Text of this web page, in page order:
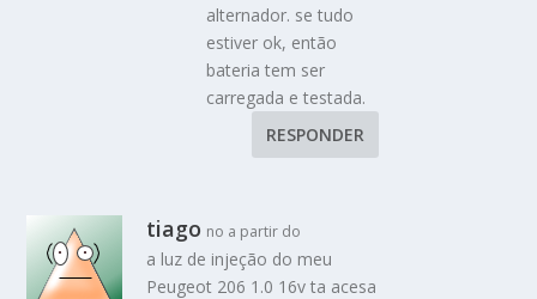
alternador. se tudo
estiver ok, então
bateria tem ser
carregada e testada.
RESPONDER
tiago no a partir do
a luz de injeção do meu
Peugeot 206 1.0 16v ta acesa